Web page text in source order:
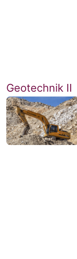
Geotechnik II